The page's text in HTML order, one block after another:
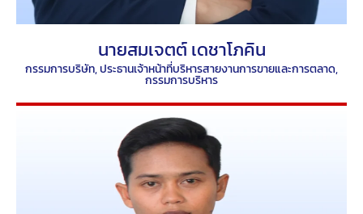
นายสมเจตต์ เดชาโภคิน
กรรมการบริษัท, ประธานเจ้าหน้าที่บริหารสายงานการขายและการตลาด,
กรรมการบริหาร